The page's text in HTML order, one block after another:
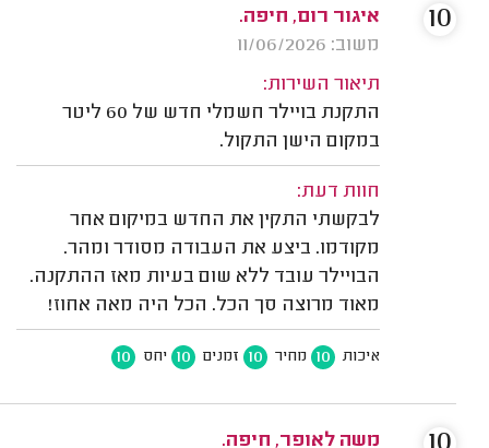
איגור רום, חיפה.
משוב: 11/06/2026
תיאור השירות:
התקנת בויילר חשמלי חדש של 60 ליטר
במקום הישן התקול.
חוות דעת:
לבקשתי התקין את החדש במיקום אחר
מקודמו. ביצע את העבודה מסודר ומהר.
הבויילר עובד ללא שום בעיות מאז ההתקנה.
מאוד מרוצה סך הכל. הכל היה מאה אחוז!
איכות 10 מחיר 10 זמנים 10 יחס 10
10
משה לאופר, חיפה.